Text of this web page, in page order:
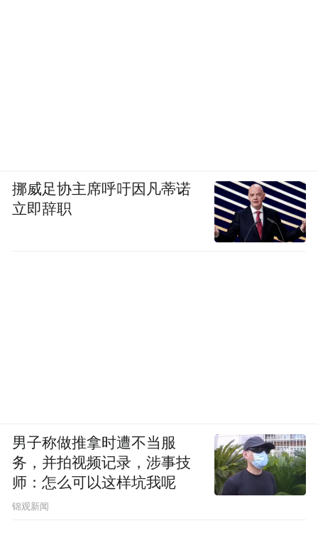
挪威足协主席呼吁因凡蒂诺
立即辞职
男子称做推拿时遭不当服
务，并拍视频记录，涉事技
师：怎么可以这样坑我呢
锦观新闻